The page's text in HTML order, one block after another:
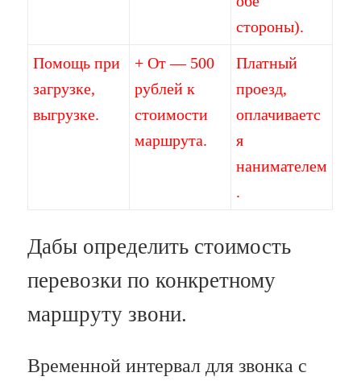
стороны).
Помощь при
загрузке,
выгрузке.
+ От — 500
рублей к
стоимости
маршрута.
Платный
проезд,
оплачиваетс
я
нанимателем
.
Дабы определить стоимость
перевозки по конкретному
маршруту звони.
Временной интервал для звонка с